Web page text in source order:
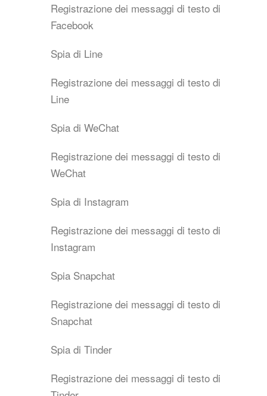
Registrazione dei messaggi di testo di
Facebook
Spia di Line
Registrazione dei messaggi di testo di
Line
Spia di WeChat
Registrazione dei messaggi di testo di
WeChat
Spia di Instagram
Registrazione dei messaggi di testo di
Instagram
Spia Snapchat
Registrazione dei messaggi di testo di
Snapchat
Spia di Tinder
Registrazione dei messaggi di testo di